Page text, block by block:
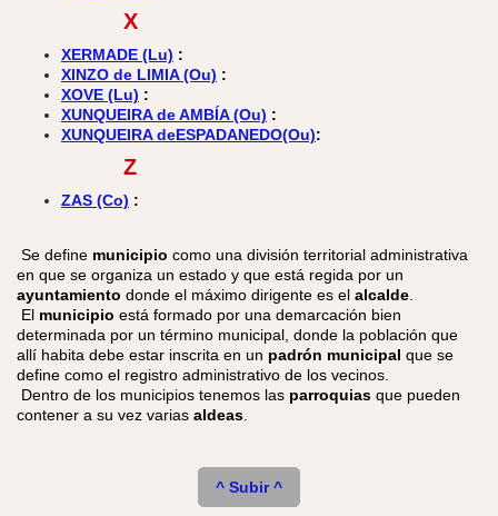
X
XERMADE (Lu) :
XINZO de LIMIA (Ou) :
XOVE (Lu) :
XUNQUEIRA de AMBÍA (Ou) :
XUNQUEIRA deESPADANEDO(Ou):
Z
ZAS (Co) :
Se define municipio como una división territorial administrativa
en que se organiza un estado y que está regida por un
ayuntamiento donde el máximo dirigente es el alcalde.
El municipio está formado por una demarcación bien
determinada por un término municipal, donde la población que
allí habita debe estar inscrita en un padrón municipal que se
define como el registro administrativo de los vecinos.
Dentro de los municipios tenemos las parroquias que pueden
contener a su vez varias aldeas.
^ Subir ^